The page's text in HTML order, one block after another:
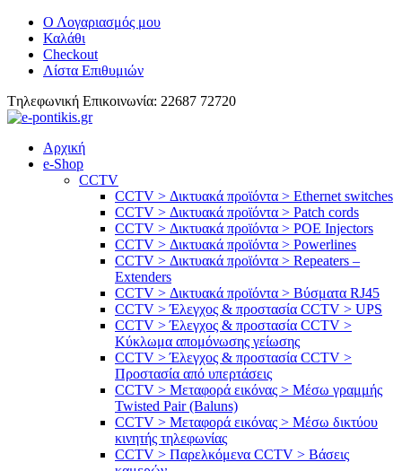
Ο Λογαριασμός μου
Καλάθι
Checkout
Λίστα Επιθυμιών
Tηλεφωνική Επικοινωνία: 22687 72720
Αρχική
e-Shop
CCTV
CCTV > Δικτυακά προϊόντα > Ethernet switches
CCTV > Δικτυακά προϊόντα > Patch cords
CCTV > Δικτυακά προϊόντα > POE Injectors
CCTV > Δικτυακά προϊόντα > Powerlines
CCTV > Δικτυακά προϊόντα > Repeaters –
Extenders
CCTV > Δικτυακά προϊόντα > Βύσματα RJ45
CCTV > Έλεγχος & προστασία CCTV > UPS
CCTV > Έλεγχος & προστασία CCTV >
Κύκλωμα απομόνωσης γείωσης
CCTV > Έλεγχος & προστασία CCTV >
Προστασία από υπερτάσεις
CCTV > Μεταφορά εικόνας > Μέσω γραμμής
Twisted Pair (Baluns)
CCTV > Μεταφορά εικόνας > Μέσω δικτύου
κινητής τηλεφωνίας
CCTV > Παρελκόμενα CCTV > Bάσεις